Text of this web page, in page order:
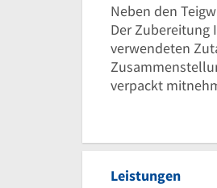
Neben den
Der Zubereitung
verwendeten
verpackt
Leistungen